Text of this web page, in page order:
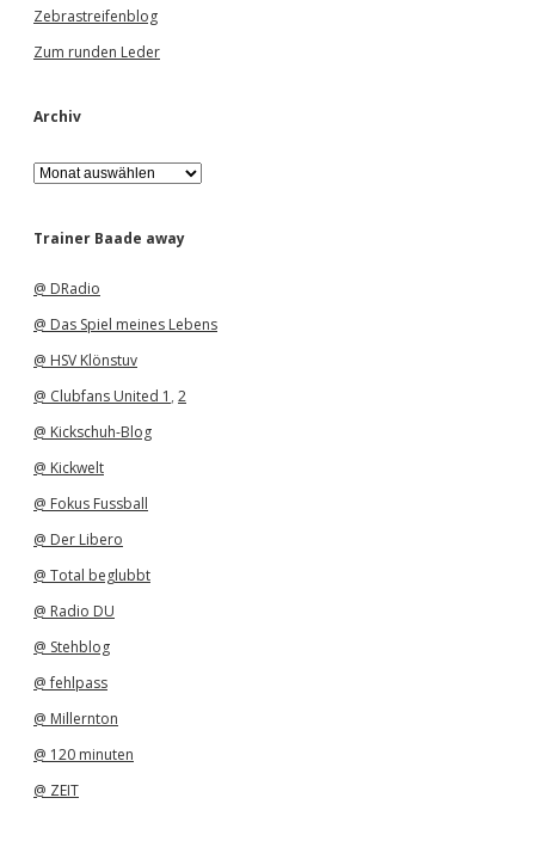
Zebrastreifenblog
Zum runden Leder
Archiv
A
r
h
Trainer Baade away
@ DRadio
@ Das Spiel meines Lebens
@ HSV Klönstuv
@ Clubfans United 1 , 2
@ Kickschuh-Blog
@ Kickwelt
@ Fokus Fussball
@ Der Libero
@ Total beglubbt
@ Radio DU
@ Stehblog
@ fehlpass
@ Millernton
@ 120 minuten
@ ZEIT